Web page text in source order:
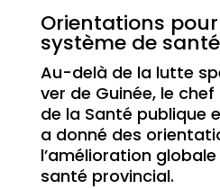
Orientations
système de santé
Au-delà de la lutte
ver de Guinée, le
de la Santé publique
a donné des
l’amélioration
santé provincial.